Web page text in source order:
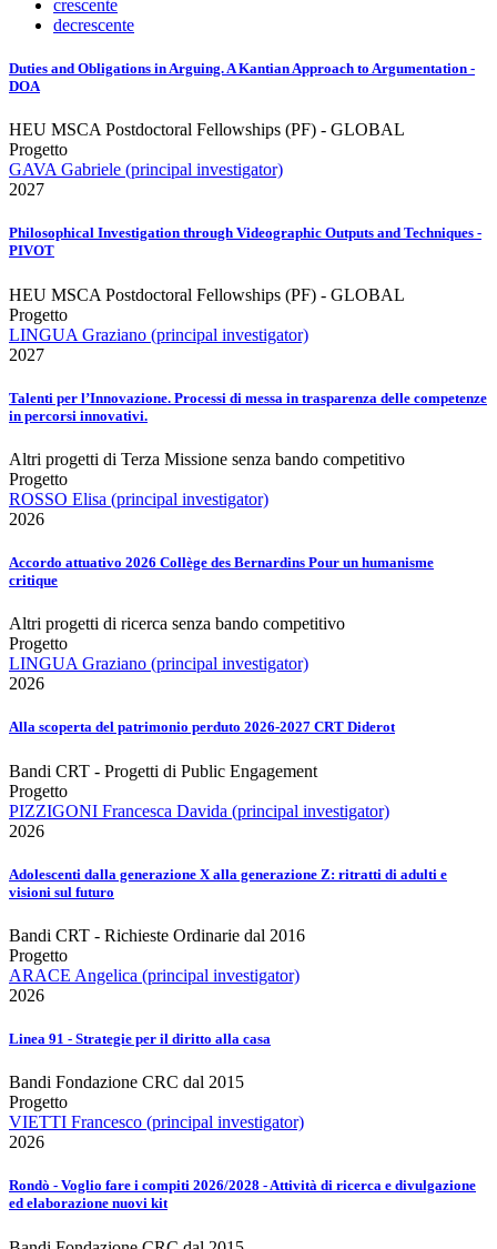
crescente
decrescente
Duties and Obligations in Arguing. A Kantian Approach to Argumentation -
DOA
HEU MSCA Postdoctoral Fellowships (PF) - GLOBAL
Progetto
GAVA Gabriele (principal investigator)
2027
Philosophical Investigation through Videographic Outputs and Techniques -
PIVOT
HEU MSCA Postdoctoral Fellowships (PF) - GLOBAL
Progetto
LINGUA Graziano (principal investigator)
2027
Talenti per l’Innovazione. Processi di messa in trasparenza delle competenze
in percorsi innovativi.
Altri progetti di Terza Missione senza bando competitivo
Progetto
ROSSO Elisa (principal investigator)
2026
Accordo attuativo 2026 Collège des Bernardins Pour un humanisme
critique
Altri progetti di ricerca senza bando competitivo
Progetto
LINGUA Graziano (principal investigator)
2026
Alla scoperta del patrimonio perduto 2026-2027 CRT Diderot
Bandi CRT - Progetti di Public Engagement
Progetto
PIZZIGONI Francesca Davida (principal investigator)
2026
Adolescenti dalla generazione X alla generazione Z: ritratti di adulti e
visioni sul futuro
Bandi CRT - Richieste Ordinarie dal 2016
Progetto
ARACE Angelica (principal investigator)
2026
Linea 91 - Strategie per il diritto alla casa
Bandi Fondazione CRC dal 2015
Progetto
VIETTI Francesco (principal investigator)
2026
Rondò - Voglio fare i compiti 2026/2028 - Attività di ricerca e divulgazione
ed elaborazione nuovi kit